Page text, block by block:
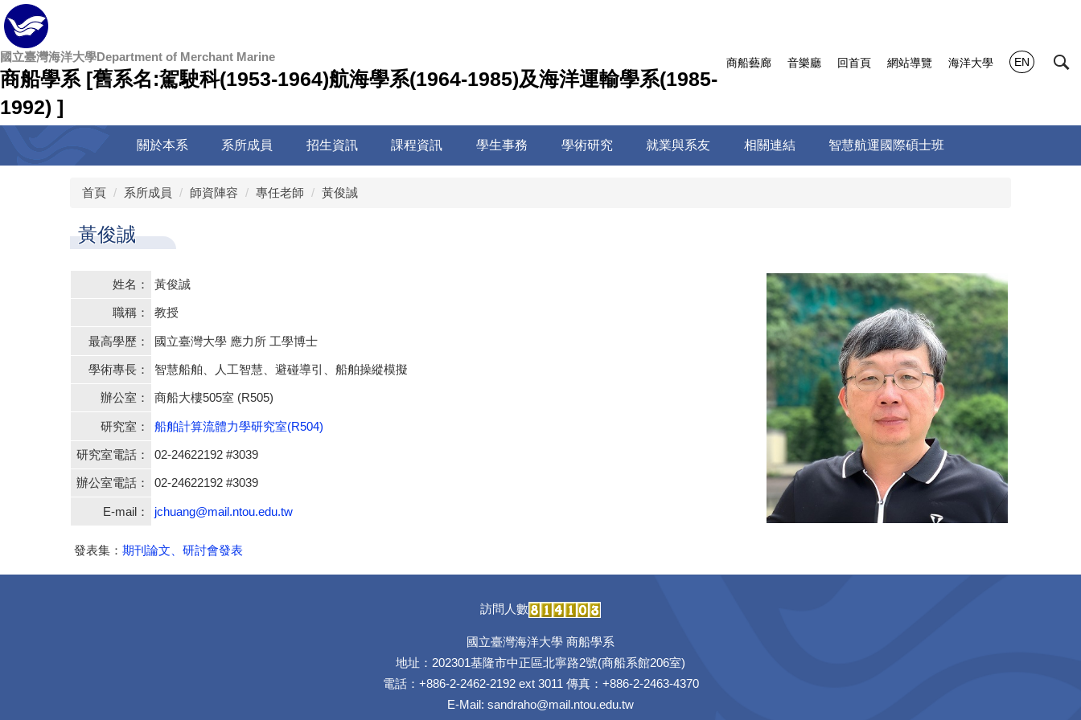
跳
到
主
要
內
容
區
國立臺灣海洋大學Department of Merchant Marine
商船學系 [舊系名:駕駛科(1953-1964)航海學系(1964-1985)及海洋運輸學系(1985-
1992) ]
商船藝廊 音樂廳 回首頁 網站導覽 海洋大學 EN
關於本系 系所成員 招生資訊 課程資訊 學生事務 學術研究 就業與系友 相關連結 智慧航運國際碩士班
首頁 系所成員 師資陣容 專任老師 黃俊誠
黃俊誠
姓名： 黃俊誠
職稱： 教授
最高學歷： 國立臺灣大學 應力所 工學博士
學術專長： 智慧船舶、人工智慧、避碰導引、船舶操縱模擬
辦公室： 商船大樓505室 (R505)
研究室： 船舶計算流體力學研究室(R504)
研究室電話： 02-24622192 #3039
辦公室電話： 02-24622192 #3039
E-mail： jchuang@mail.ntou.edu.tw
發表集： 期刊論文、研討會發表
訪問人數
國立臺灣海洋大學 商船學系
地址：202301基隆市中正區北寧路2號(商船系館206室)
電話：+886-2-2462-2192 ext 3011 傳真：+886-2-2463-4370
E-Mail: sandraho@mail.ntou.edu.tw